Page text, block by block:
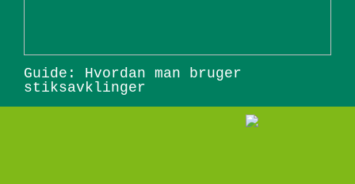
Guide: Hvordan man bruger
stiksavklinger